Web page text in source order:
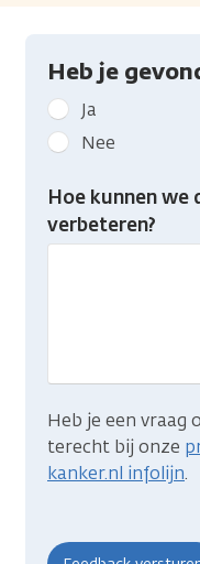
Heb je
Geef
kanker.nl
feedback:
Heb
je
gevonden
Ja
Nee
Hoe kunnen
verbeteren?
Heb je een vraag
terecht bij onze
kanker.nl infolijn.